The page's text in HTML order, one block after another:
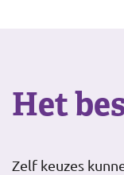
Het
Zelf keuzes